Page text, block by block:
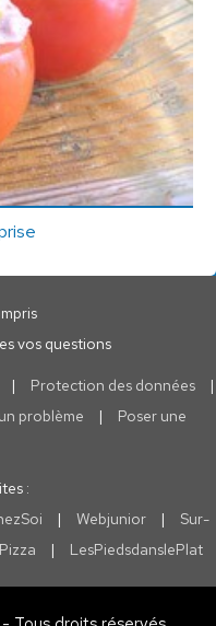
vos questions
| Protection des données
|
problème |
Poser une
:
| Webjunior |
Sur-
| LesPiedsdanslePlat